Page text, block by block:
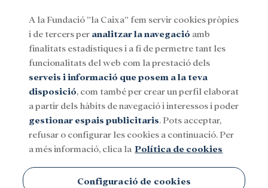
Menu
SocialInvestigació i bequesCultura
A la Fundació ”la Caixa” fem servir cookies pròpies
i de tercers per analitzar la navegació amb
finalitats estadístiques i a fi de permetre tant les
funcionalitats del web com la prestació dels
serveis i informació que posem a la teva
disposició, com també per crear un perfil elaborat
a partir dels hàbits de navegació i interessos i poder
gestionar espais publicitaris. Pots acceptar,
refusar o configurar les cookies a continuació. Per
a més informació, clica la Política de cookies
Configuració de cookies